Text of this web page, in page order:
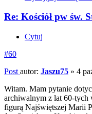
Re: Kościół pw św.
Cytuj
#60
Post autor: Jaszu75 » 4
Witam. Mam pytanie
archiwalnym z lat 60-tych
figurą Najświętszej Marii